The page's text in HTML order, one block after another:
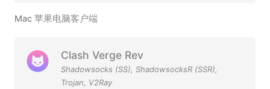
Mac 苹果电脑客户端
Clash Verge Rev
Shadowsocks (SS), ShadowsocksR (SSR),
Trojan, V2Ray